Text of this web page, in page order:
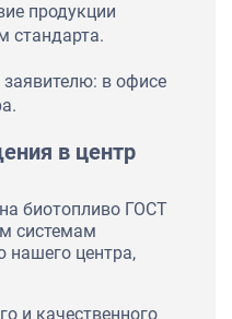
продукции
стандарта.
в офисе
в центр
биотопливо ГОСТ
системам
нашего центра,
и качественного